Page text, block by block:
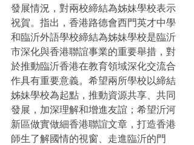
發展情況，對兩校締結為姊妹學校表示
祝賀。指出，香港路德會西門英才中學
和臨沂外語學校締結為姊妹學校是臨沂
市深化與香港聯誼事業的重要舉措，對
於推動臨沂香港在教育領域深化交流合
作具有重要意義。希望兩所學校以締結
姊妹學校為起點，推動資源共享、共同
發展，加深理解和增進友誼；希望沂河
新區做實做細香港聯誼文章，打造香港
師生了解國情的視窗、走進臨沂的門